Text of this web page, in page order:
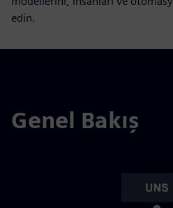
edin.
Genel Bakış